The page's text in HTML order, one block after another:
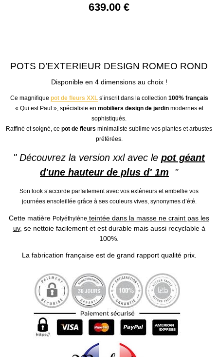
639.00 €
POTS D’EXTERIEUR DESIGN ROMEO ROND
Disponible en 4 dimensions au choix !
Ce magnifique pot de fleurs XXLs’inscrit dans la collection 100% français
« Qui est Paul », spécialiste en mobiliers design de jardinmodernes et
sophistiqués.
Raffiné et soigné, ce pot de fleurs minimaliste sublime vos plantes et arbustes
préférées.
" Découvrez la version xxl avec le pot géant
d'une hauteur de plus d' 1m "
Son look s’accorde parfaitement avec vos extérieurs et embellie vos
journées ensoleillée grâce à ses couleurs vives, synonymes d’été.
Cette matière Polyéthylène teintée dans la masse ne craint pas les
uv, se nettoie facilement et est durable mais aussi recyclable à
100%.
La fabrication française est de grand rapport qualité prix.